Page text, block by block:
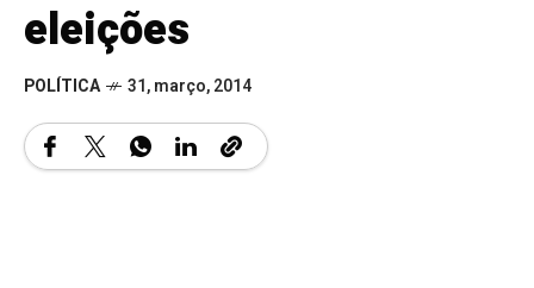
eleições
POLÍTICA 31, março, 2014